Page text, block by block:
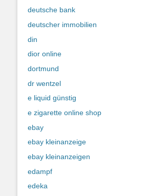
deutsche bank
deutscher immobilien
din
dior online
dortmund
dr wentzel
e liquid günstig
e zigarette online shop
ebay
ebay kleinanzeige
ebay kleinanzeigen
edampf
edeka